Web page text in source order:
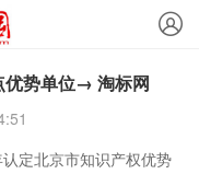
优势单位→ 淘标网
定北京市知识产权优势